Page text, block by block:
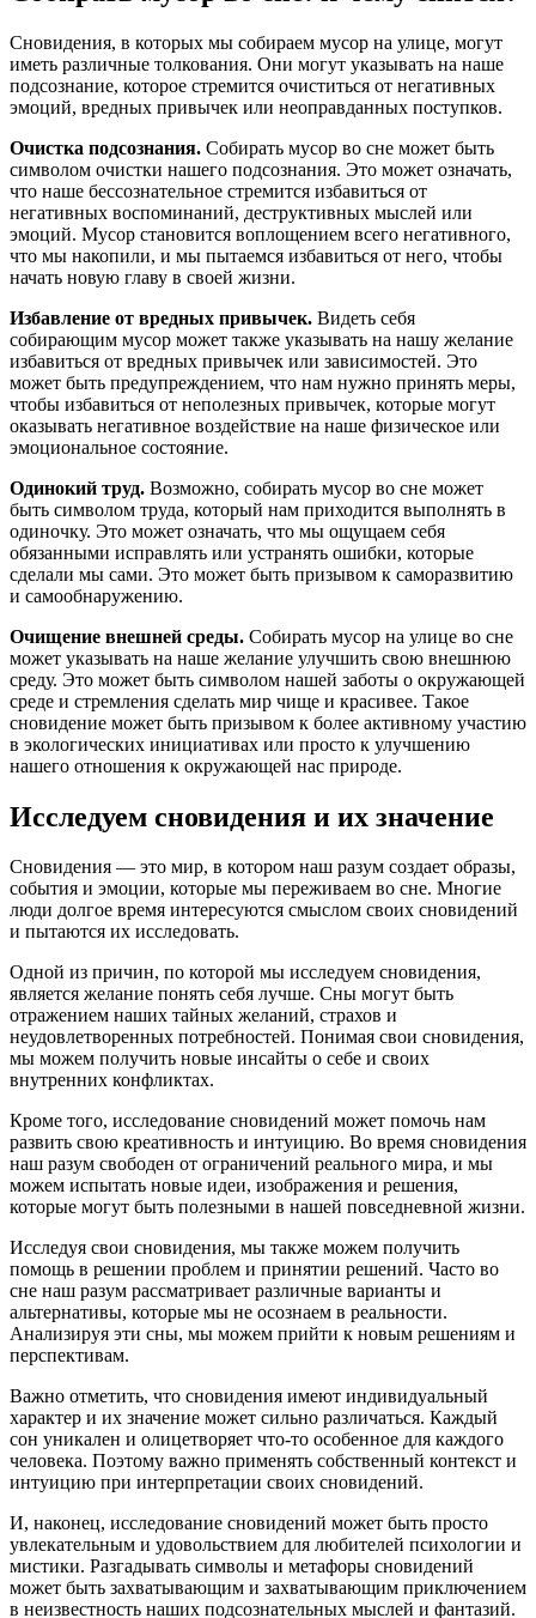
Сновидения, в которых мы собираем мусор на улице, могут
иметь различные толкования. Они могут указывать на наше
подсознание, которое стремится очиститься от негативных
эмоций, вредных привычек или неоправданных поступков.
Очистка подсознания. Собирать мусор во сне может быть
символом очистки нашего подсознания. Это может означать,
что наше бессознательное стремится избавиться от
негативных воспоминаний, деструктивных мыслей или
эмоций. Мусор становится воплощением всего негативного,
что мы накопили, и мы пытаемся избавиться от него, чтобы
начать новую главу в своей жизни.
Избавление от вредных привычек. Видеть себя
собирающим мусор может также указывать на нашу желание
избавиться от вредных привычек или зависимостей. Это
может быть предупреждением, что нам нужно принять меры,
чтобы избавиться от неполезных привычек, которые могут
оказывать негативное воздействие на наше физическое или
эмоциональное состояние.
Одинокий труд. Возможно, собирать мусор во сне может
быть символом труда, который нам приходится выполнять в
одиночку. Это может означать, что мы ощущаем себя
обязанными исправлять или устранять ошибки, которые
сделали мы сами. Это может быть призывом к саморазвитию
и самообнаружению.
Очищение внешней среды. Собирать мусор на улице во сне
может указывать на наше желание улучшить свою внешнюю
среду. Это может быть символом нашей заботы о окружающей
среде и стремления сделать мир чище и красивее. Такое
сновидение может быть призывом к более активному участию
в экологических инициативах или просто к улучшению
нашего отношения к окружающей нас природе.
Исследуем сновидения и их значение
Сновидения — это мир, в котором наш разум создает образы,
события и эмоции, которые мы переживаем во сне. Многие
люди долгое время интересуются смыслом своих сновидений
и пытаются их исследовать.
Одной из причин, по которой мы исследуем сновидения,
является желание понять себя лучше. Сны могут быть
отражением наших тайных желаний, страхов и
неудовлетворенных потребностей. Понимая свои сновидения,
мы можем получить новые инсайты о себе и своих
внутренних конфликтах.
Кроме того, исследование сновидений может помочь нам
развить свою креативность и интуицию. Во время сновидения
наш разум свободен от ограничений реального мира, и мы
можем испытать новые идеи, изображения и решения,
которые могут быть полезными в нашей повседневной жизни.
Исследуя свои сновидения, мы также можем получить
помощь в решении проблем и принятии решений. Часто во
сне наш разум рассматривает различные варианты и
альтернативы, которые мы не осознаем в реальности.
Анализируя эти сны, мы можем прийти к новым решениям и
перспективам.
Важно отметить, что сновидения имеют индивидуальный
характер и их значение может сильно различаться. Каждый
сон уникален и олицетворяет что-то особенное для каждого
человека. Поэтому важно применять собственный контекст и
интуицию при интерпретации своих сновидений.
И, наконец, исследование сновидений может быть просто
увлекательным и удовольствием для любителей психологии и
мистики. Разгадывать символы и метафоры сновидений
может быть захватывающим и захватывающим приключением
в неизвестность наших подсознательных мыслей и фантазий.